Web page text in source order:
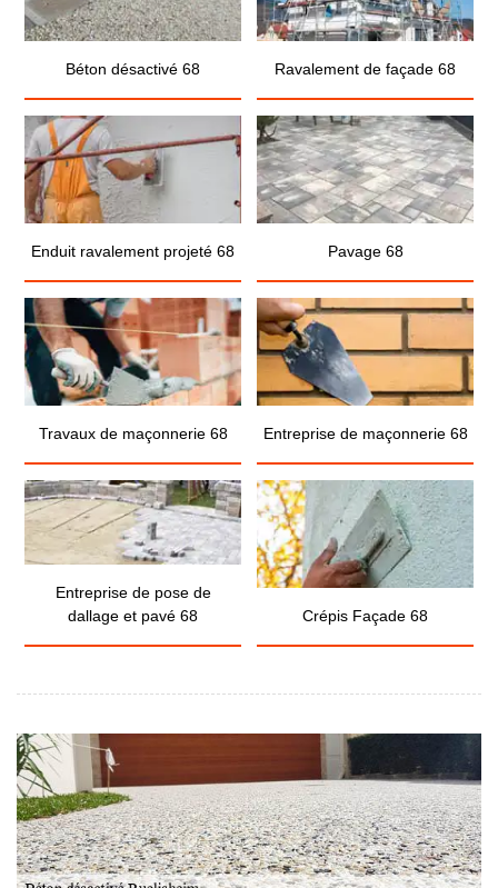
Béton désactivé 68 Ravalement de façade 68
Enduit ravalement projeté 68 Pavage 68
Travaux de maçonnerie 68 Entreprise de maçonnerie 68
Entreprise de pose de
dallage et pavé 68
Crépis Façade 68